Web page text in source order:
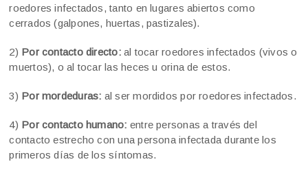
roedores infectados, tanto en lugares abiertos como
cerrados (galpones, huertas, pastizales).
2) Por contacto directo:al tocar roedores infectados (vivos o
muertos), o al tocar las heces u orina de estos.
3) Por mordeduras: al ser mordidos por roedores infectados.
4) Por contacto humano: entre personas a través del
contacto estrecho con una persona infectada durante los
primeros días de los síntomas.